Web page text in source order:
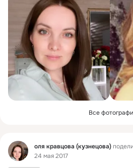
Все
Фид оля кравцова (кузнецова)
24 мая 2017